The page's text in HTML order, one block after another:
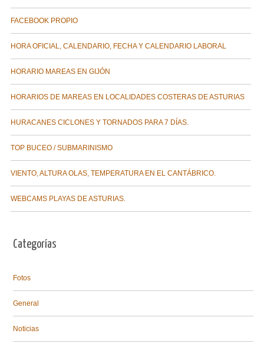
FACEBOOK PROPIO
HORA OFICIAL, CALENDARIO, FECHA Y CALENDARIO LABORAL
HORARIO MAREAS EN GIJÓN
HORARIOS DE MAREAS EN LOCALIDADES COSTERAS DE ASTURIAS
HURACANES CICLONES Y TORNADOS PARA 7 DÍAS.
TOP BUCEO / SUBMARINISMO
VIENTO, ALTURA OLAS, TEMPERATURA EN EL CANTÁBRICO.
WEBCAMS PLAYAS DE ASTURIAS.
Categorías
Fotos
General
Noticias